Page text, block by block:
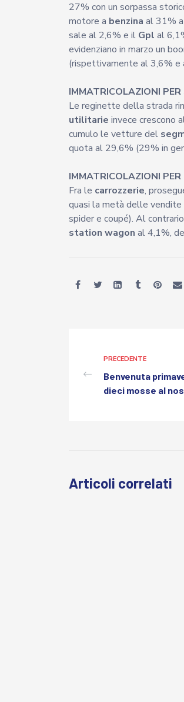
27% con un sorpassa
motore a benzina al 31%
sale al 2,6% e il Gpl al
evidenziano in marzo un
(rispettivamente al 3,6% e
IMMATRICOLAZIONI PER
Le reginette della strada
utilitarie invece crescono
cumulo le vetture del
quota al 29,6% (29% in
IMMATRICOLAZIONI
Fra le carrozzerie,
quasi la metà delle
spider e coupé). Al
station wagon al 4,1%,
PRECEDENTE
Benvenuta
dieci mosse al
Articoli correlati